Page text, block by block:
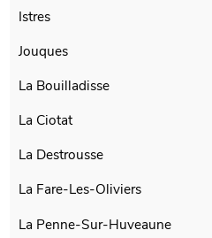
Istres
Jouques
La Bouilladisse
La Ciotat
La Destrousse
La Fare-Les-Oliviers
La Penne-Sur-Huveaune